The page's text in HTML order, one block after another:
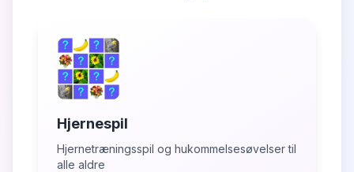
Hjernespil
Hjernetræningsspil og hukommelsesøvelser til
alle aldre